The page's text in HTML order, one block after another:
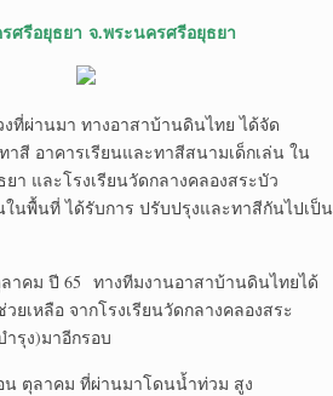
ศรีอยุธยา จ.พระนครศรีอยุธยา
า ทางอาสาบ้านดินไทย ได้จัด
าสี อาคารเรียนและทาสีสนามเด็กเล่น ใน
า และโรงเรียนวัดกลางคลองสระบัว
ในพื้นที่ ได้รับการ ปรับปรุงและทาสีกันไปเป็น
65 ทางทีมงานอาสาบ้านดินไทยได้
ยเหลือ จากโรงเรียนวัดกลางคลองสระ
รุง)มาอีกรอบ
น ตุลาคม ที่ผ่านมาโดนน้ำท่วม สูง